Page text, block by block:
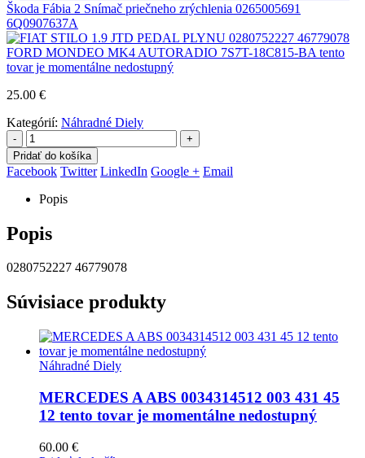
Škoda Fábia 2 Snímač priečneho zrýchlenia 0265005691
6Q0907637A
FORD MONDEO MK4 AUTORADIO 7S7T-18C815-BA tento
tovar je momentálne nedostupný
25.00 €
Kategórií: Náhradné Diely
-
+
Pridať do košíka
Facebook Twitter LinkedIn Google + Email
Popis
Popis
0280752227 46779078
Súvisiace produkty
Náhradné Diely
MERCEDES A ABS 0034314512 003 431 45
12 tento tovar je momentálne nedostupný
60.00 €